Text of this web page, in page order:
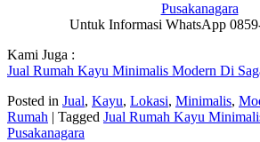
Untuk Informasi WhatsApp
Kami Juga :
Jual Rumah Kayu Minimalis Modern Di
Posted in Jual, Kayu, Lokasi, Minimalis,
Rumah | Tagged Jual Rumah Kayu
Pusakanagara